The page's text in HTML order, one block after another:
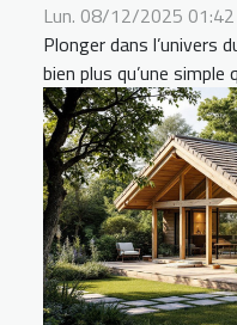
Lun. 08/12/2025 01:42
Plonger dans l’univers
bien plus qu’une simple